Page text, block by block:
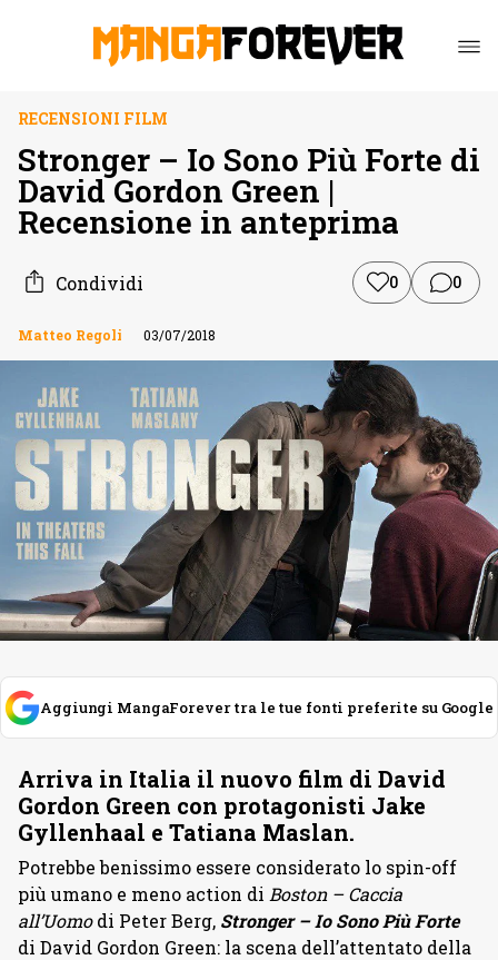
RECENSIONI FILM
Stronger – Io Sono Più Forte di
David Gordon Green |
Recensione in anteprima
Condividi 0 0
Matteo Regoli 03/07/2018
Aggiungi MangaForever tra le tue fonti preferite su Google
Arriva in Italia il nuovo film di David
Gordon Green con protagonisti Jake
Gyllenhaal e Tatiana Maslan.
Potrebbe benissimo essere considerato lo spin-off
più umano e meno action di Boston – Caccia
all’Uomodi Peter Berg, Stronger – Io Sono Più Forte
di David Gordon Green: la scena dell’attentato della